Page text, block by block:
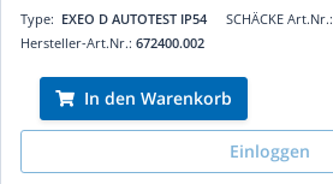
SCHÄCKE Art.Nr.:
Type: EXEO D AUTOTEST IP54
Hersteller-Art.Nr.: 672400.002
In den Warenkorb
Einloggen